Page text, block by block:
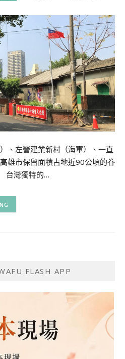
、左營建業新村（海軍）、一直
雄市保留面積占地近90公頃的眷
台灣獨特的…
FLASH APP